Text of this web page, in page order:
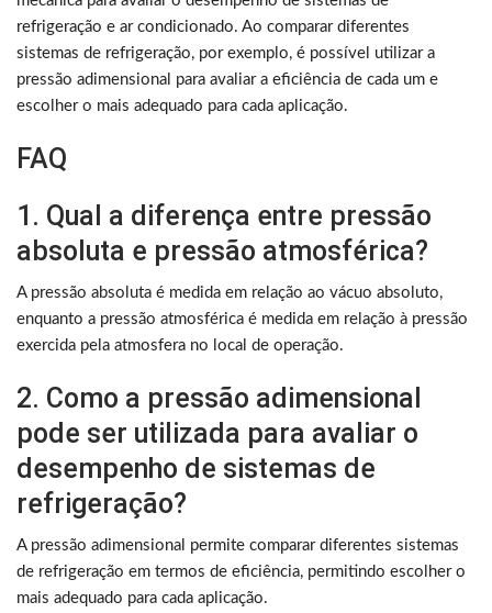
refrigeração e ar condicionado. Ao comparar diferentes
sistemas de refrigeração, por exemplo, é possível utilizar a
pressão adimensional para avaliar a eficiência de cada um e
escolher o mais adequado para cada aplicação.
FAQ
1. Qual a diferença entre pressão
absoluta e pressão atmosférica?
A pressão absoluta é medida em relação ao vácuo absoluto,
enquanto a pressão atmosférica é medida em relação à pressão
exercida pela atmosfera no local de operação.
2. Como a pressão adimensional
pode ser utilizada para avaliar o
desempenho de sistemas de
refrigeração?
A pressão adimensional permite comparar diferentes sistemas
de refrigeração em termos de eficiência, permitindo escolher o
mais adequado para cada aplicação.